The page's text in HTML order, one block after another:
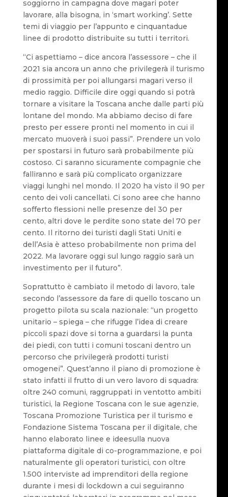
soggiorno in campagna dove magari poter
lavorare, alla bisogna, in ‘smart working’. Sette
temi di viaggio per l’appunto e cinquantadue
linee di prodotto distribuite su tutti i territori.
“Ci aspettiamo – dice ancora l’assessore – che il
2021 sia ancora un anno che privilegerà il turismo
di prossimità per poi allungarsi magari verso il
medio raggio. Difficile dire oggi quando si potrà
tornare a visitare la Toscana anche dalle parti più
lontane del mondo. Ma abbiamo deciso di fare
presto per essere pronti nel momento in cui il
mercato muoverà i suoi passi”. Prendere un volo
per spostarsi in futuro sarà probabilmente più
costoso. Ci saranno sicuramente compagnie che
falliranno e sarà più complicato organizzare
viaggi lunghi nel mondo. Il 2020 ha visto il 90 per
cento dei voli cancellati. Ci sono aree che hanno
sofferto flessioni nelle presenze del 30 per
cento, altri dove le perdite sono state del 70 per
cento. Il ritorno dei turisti dagli Stati Uniti e
dell’Asia è atteso probabilmente non prima del
2022. Ma lavorare oggi sul lungo raggio sarà un
investimento per il futuro”.
Soprattutto è cambiato il metodo di lavoro, tale
secondo l’assessore da fare di quello toscano un
progetto pilota su scala nazionale: “un progetto
unitario – spiega – che rifugge l’idea di creare
piccoli spazi dove si torna a guardarsi la punta
dei piedi, con tutti i comuni toscani dentro un
percorso che privilegerà prodotti turisti
omogenei”. Quest’anno il piano di promozione è
stato infatti il frutto di un vero lavoro di squadra:
oltre 240 comuni, raggruppati in ventotto ambiti
turistici, la Regione Toscana con le sue agenzie,
Toscana Promozione Turistica per il turismo e
Fondazione Sistema Toscana per il digitale, che
hanno elaborato linee e ideesulla nuova
piattaforma digitale di co-programmazione, e poi
naturalmente gli operatori turistici, con oltre
1.500 interviste ad imprenditori della regione
durante i mesi di lockdown a cui seguiranno